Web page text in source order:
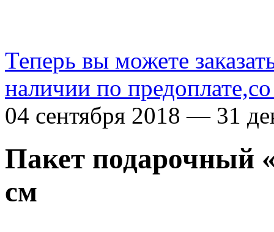
Теперь вы можете
наличии по
04 сентября 2018 — 31
Пакет подарочный
см